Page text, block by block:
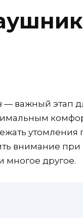
важный этап
внимание
многое другое.